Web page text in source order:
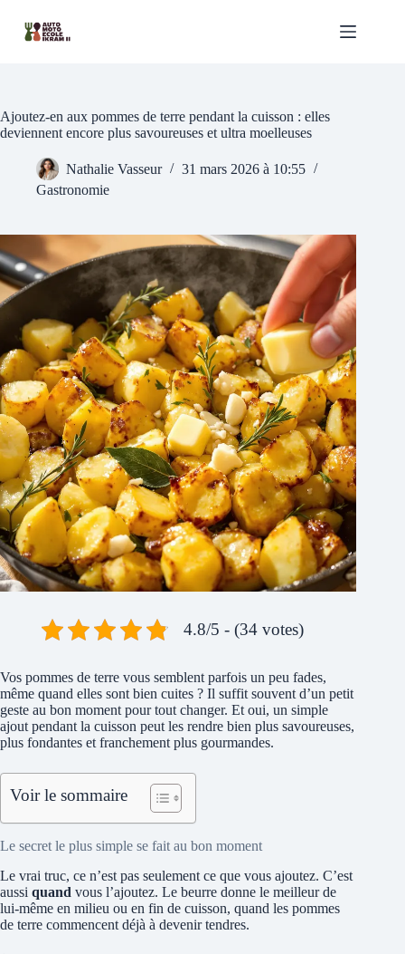
contenu
Ajoutez-en aux pommes de terre pendant la cuisson : elles
deviennent encore plus savoureuses et ultra moelleuses
Nathalie Vasseur
31 mars 2026 à 10:55
Gastronomie
4.8/5 - (34 votes)
Vos pommes de terre vous semblent parfois un peu fades,
même quand elles sont bien cuites ? Il suffit souvent d’un petit
geste au bon moment pour tout changer. Et oui, un simple
ajout pendant la cuisson peut les rendre bien plus savoureuses,
plus fondantes et franchement plus gourmandes.
Voir le sommaire
Le secret le plus simple se fait au bon moment
Le vrai truc, ce n’est pas seulement ce que vous ajoutez. C’est
aussi quand vous l’ajoutez. Le beurre donne le meilleur de
lui-même en milieu ou en fin de cuisson, quand les pommes
de terre commencent déjà à devenir tendres.